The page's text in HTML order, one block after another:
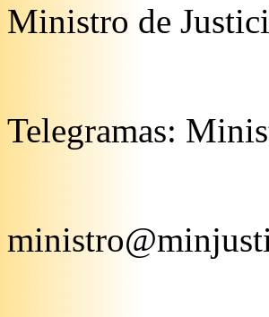
Ministro de
Telegramas: